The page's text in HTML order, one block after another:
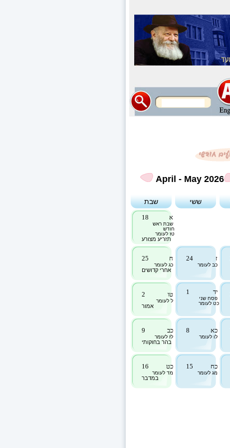
April - May 2026
ששי שבת
א 18
שבת ראש
חודש
טז לעומר
תזריע מצורע
ז 24
כב לעומר
ח 25
כג לעומר
אחרי קדושים
יד 1
פסח שני
כט לעומר
טו 2
ל לעומר
אמור
כא 8
לו לעומר
כב 9
לז לעומר
בהר בחוקותי
כח 15
מג לעומר
כט 16
מד לעומר
במדבר